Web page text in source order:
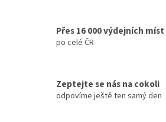
Přes 16 000 výdejních míst
po celé ČR
Zeptejte se nás na cokoli
odpovíme ještě ten samý den